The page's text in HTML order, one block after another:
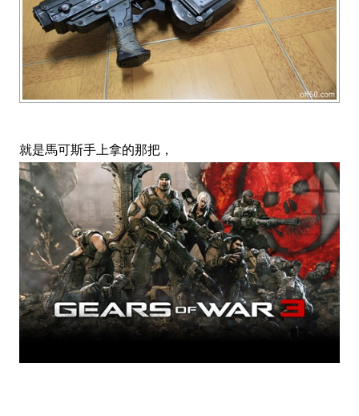
就是馬可斯手上拿的那把，